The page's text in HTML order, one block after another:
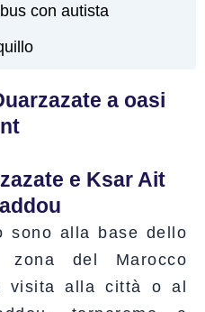
con autista
a oasi
e Ksar Ait
sono alla base dello
zona del Marocco
visita alla città o al